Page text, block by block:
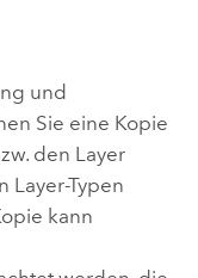
und
Sie eine Kopie
den Layer
Layer-Typen
kann